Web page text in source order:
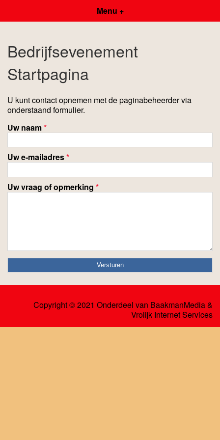
Menu +
Bedrijfsevenement
Startpagina
U kunt contact opnemen met de paginabeheerder via
onderstaand formulier.
Uw naam*
Uw e-mailadres*
Uw vraag of opmerking *
Copyright © 2021 Onderdeel van BaakmanMedia&
Vrolijk Internet Services